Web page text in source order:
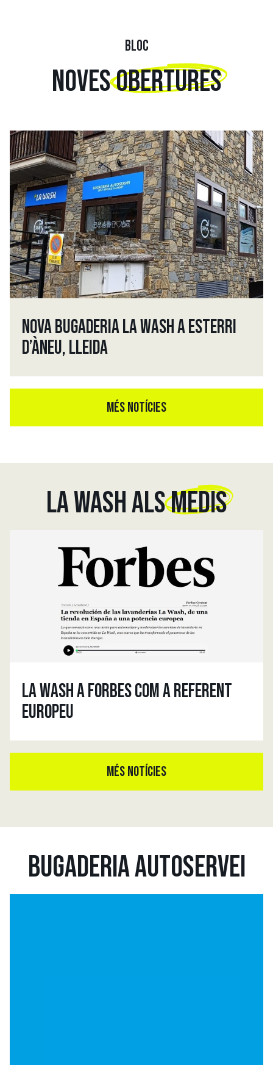
BLOC
NOVESOBERTURES
NOVA BUGADERIA LA WASH A ESTERRI
D’ÀNEU, LLEIDA
MÉS NOTÍCIES
LA WASH ALSMEDIS
LA WASH A FORBES COM A REFERENT
EUROPEU
MÉS NOTÍCIES
BUGADERIA AUTOSERVEI